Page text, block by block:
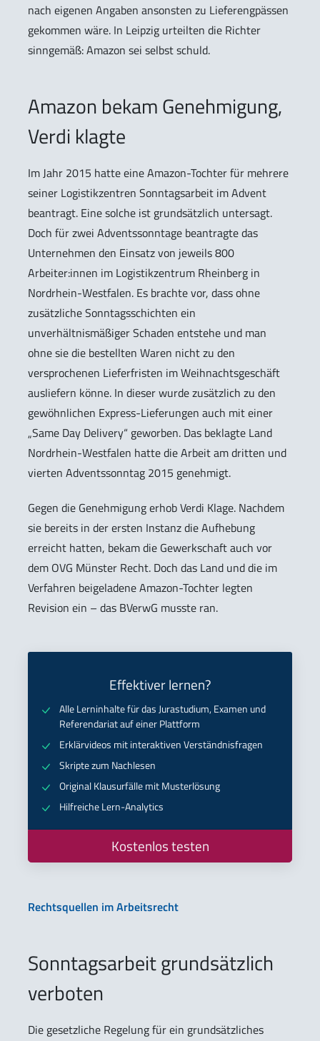
nach eigenen Angaben ansonsten zu Lieferengpässen
gekommen wäre. In Leipzig urteilten die Richter
sinngemäß: Amazon sei selbst schuld.
Amazon bekam Genehmigung,
Verdi klagte
Im Jahr 2015 hatte eine Amazon-Tochter für mehrere
seiner Logistikzentren Sonntagsarbeit im Advent
beantragt. Eine solche ist grundsätzlich untersagt.
Doch für zwei Adventssonntage beantragte das
Unternehmen den Einsatz von jeweils 800
Arbeiter:innen im Logistikzentrum Rheinberg in
Nordrhein-Westfalen. Es brachte vor, dass ohne
zusätzliche Sonntagsschichten ein
unverhältnismäßiger Schaden entstehe und man
ohne sie die bestellten Waren nicht zu den
versprochenen Lieferfristen im Weihnachtsgeschäft
ausliefern könne. In dieser wurde zusätzlich zu den
gewöhnlichen Express-Lieferungen auch mit einer
„Same Day Delivery“ geworben. Das beklagte Land
Nordrhein-Westfalen hatte die Arbeit am dritten und
vierten Adventssonntag 2015 genehmigt.
Gegen die Genehmigung erhob Verdi Klage. Nachdem
sie bereits in der ersten Instanz die Aufhebung
erreicht hatten, bekam die Gewerkschaft auch vor
dem OVG Münster Recht. Doch das Land und die im
Verfahren beigeladene Amazon-Tochter legten
Revision ein – das BVerwG musste ran.
Effektiver lernen?
Alle Lerninhalte für das Jurastudium, Examen und
Referendariat auf einer Plattform
Erklärvideos mit interaktiven Verständnisfragen
Skripte zum Nachlesen
Original Klausurfälle mit Musterlösung
Hilfreiche Lern-Analytics
Kostenlos testen
Rechtsquellen im Arbeitsrecht
Sonntagsarbeit grundsätzlich
verboten
Die gesetzliche Regelung für ein grundsätzliches